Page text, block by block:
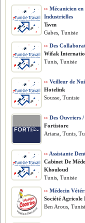
›› Mécanicien
Industrielles
Tsvm
Gabes, Tunisie
›› Des
Wifak
Tunis, Tunisie
›› Veilleur de
Hotelink
Sousse, Tunisie
›› Des Ouvriers
Fortistore
Ariana, Tunis,
›› Assistante
Cabinet De
Khouloud
Tunis, Tunisie
›› Médecin
Société Agricole
Ben Arous,